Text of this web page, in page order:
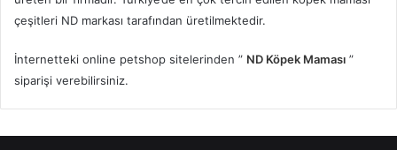
çeşitleri ND markası tarafından üretilmektedir.
İnternetteki online petshop sitelerinden ” ND Köpek Maması ”
siparişi verebilirsiniz.